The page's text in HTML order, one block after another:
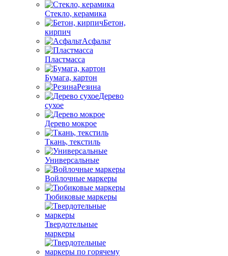
Стекло, керамика
Бетон,
кирпич
Асфальт
Пластмасса
Бумага, картон
Резина
Дерево
сухое
Дерево мокрое
Ткань, текстиль
Универсальные
Войлочные маркеры
Тюбиковые маркеры
Твердотельные
маркеры